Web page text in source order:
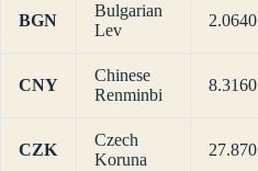
BGN
Bulgarian
Lev
2.0640
CNY
Chinese
Renminbi
8.3160
CZK
Czech
Koruna
27.870